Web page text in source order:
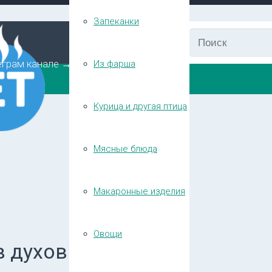
Запеканки
Из фарша
Курица и другая птица
Мясные блюда
Макаронные изделия
Овощи
канале →